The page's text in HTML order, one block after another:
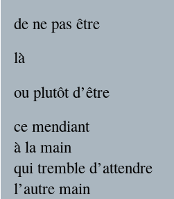
de ne pas être
là
ou plutôt d’être
ce mendiant
à la main
qui tremble d’attendre
l’autre main